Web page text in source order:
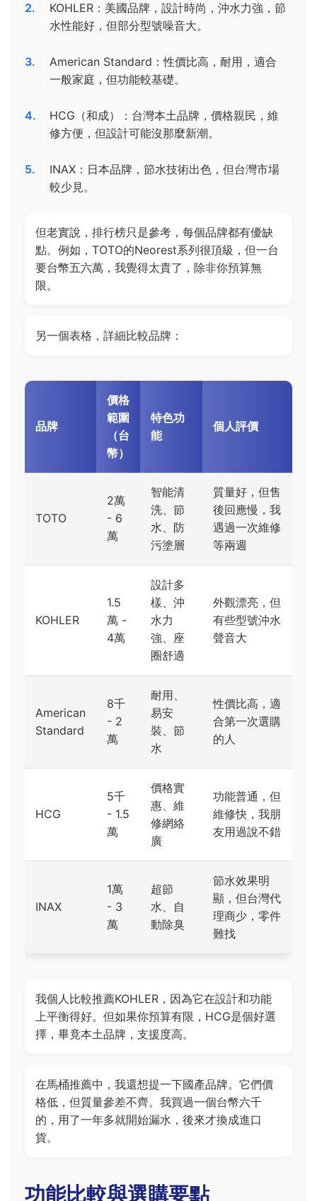
KOHLER：美國品牌，設計時尚，沖水力強，節
水性能好，但部分型號噪音大。
American Standard：性價比高，耐用，適合
一般家庭，但功能較基礎。
HCG（和成）：台灣本土品牌，價格親民，維
修方便，但設計可能沒那麼新潮。
INAX：日本品牌，節水技術出色，但台灣市場
較少見。
但老實說，排行榜只是參考，每個品牌都有優缺
點。例如，TOTO的Neorest系列很頂級，但一台
要台幣五六萬，我覺得太貴了，除非你預算無
限。
另一個表格，詳細比較品牌：
品牌
價格
範圍
（台
幣）
特色功
能
個人評價
TOTO
2萬
- 6
萬
智能清
洗、節
水、防
污塗層
質量好，但售
後回應慢，我
遇過一次維修
等兩週
KOHLER
1.5
萬 -
4萬
設計多
樣、沖
水力
強、座
圈舒適
外觀漂亮，但
有些型號沖水
聲音大
American
Standard
8千
- 2
萬
耐用、
易安
裝、節
水
性價比高，適
合第一次選購
的人
HCG
5千
- 1.5
萬
價格實
惠、維
修網絡
廣
功能普通，但
維修快，我朋
友用過說不錯
INAX
1萬
- 3
萬
超節
水、自
動除臭
節水效果明
顯，但台灣代
理商少，零件
難找
我個人比較推薦KOHLER，因為它在設計和功能
上平衡得好。但如果你預算有限，HCG是個好選
擇，畢竟本土品牌，支援度高。
在馬桶推薦中，我還想提一下國產品牌。它們價
格低，但質量參差不齊。我買過一個台幣六千
的，用了一年多就開始漏水，後來才換成進口
貨。
功能比較與選購要點